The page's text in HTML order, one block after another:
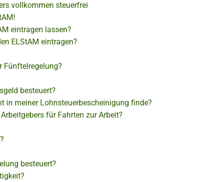
vollkommen steuerfrei
eintragen lassen?
ELStAM eintragen?
Fünftelregelung?
besteuert?
in meiner Lohnsteuerbescheinigung finde?
für Fahrten zur Arbeit?
besteuert?